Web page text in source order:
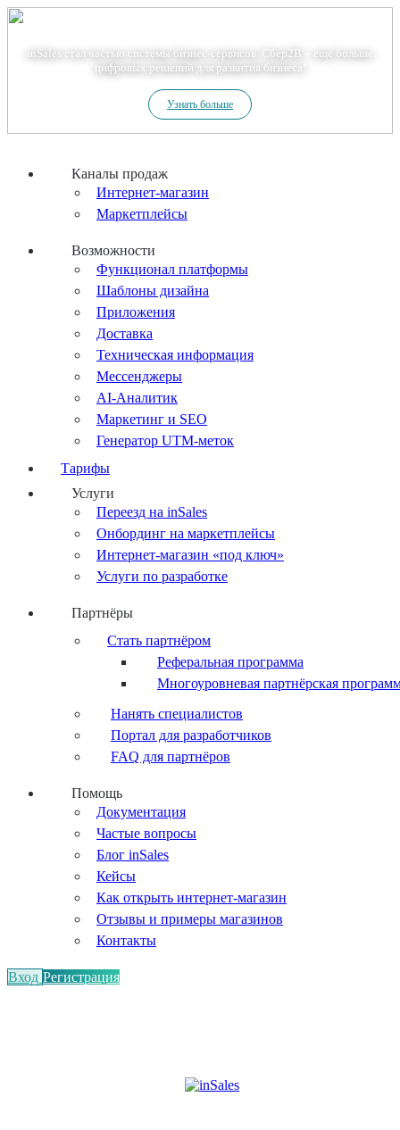
inSales стал частью системы бизнес-сервисов. Сбер2В – еще больше
цифровых решений для развития бизнеса!
Узнать больше
Каналы продаж
Интернет-магазин
Маркетплейсы
Возможности
Функционал платформы
Шаблоны дизайна
Приложения
Доставка
Техническая информация
Мессенджеры
AI-Аналитик
Маркетинг и SEO
Генератор UTM-меток
Тарифы
Услуги
Переезд на inSales
Онбординг на маркетплейсы
Интернет-магазин «под ключ»
Услуги по разработке
Партнёры
Стать партнёром
Реферальная программа
Многоуровневая партнёрская
Нанять специалистов
Портал для разработчиков
FAQ для партнёров
Помощь
Документация
Частые вопросы
Блог inSales
Кейсы
Как открыть интернет-магазин
Отзывы и примеры магазинов
Контакты
Вход Регистрация